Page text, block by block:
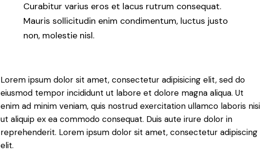
Curabitur varius eros et lacus rutrum consequat.
Mauris sollicitudin enim condimentum, luctus justo
non, molestie nisl.
Lorem ipsum dolor sit amet, consectetur adipisicing elit, sed do
eiusmod tempor incididunt ut labore et dolore magna aliqua. Ut
enim ad minim veniam, quis nostrud exercitation ullamco laboris nisi
ut aliquip ex ea commodo consequat. Duis aute irure dolor in
reprehenderit. Lorem ipsum dolor sit amet, consectetur adipiscing
elit.